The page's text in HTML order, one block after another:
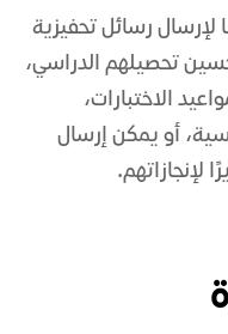
لإرسال رسائل تحفيزية
تحصيلهم الدراسي،
الاختبارات،
أو يمكن إرسال
لإنجازاتهم.